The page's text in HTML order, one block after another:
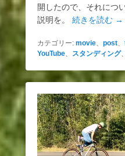
開したので、それにつ
説明を。 続きを読む →
カテゴリー: movie、 post、
YouTube、 スタンディング、